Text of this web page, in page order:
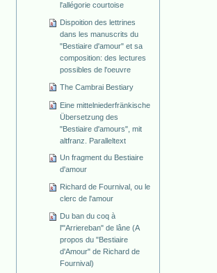
l'allégorie courtoise
Dispoition des lettrines
dans les manuscrits du
"Bestiaire d'amour" et sa
composition: des lectures
possibles de l'oeuvre
The Cambrai Bestiary
Eine mittelniederfränkische
Übersetzung des
"Bestiaire d'amours", mit
altfranz. Paralleltext
Un fragment du Bestiaire
d'amour
Richard de Fournival, ou le
clerc de l'amour
Du ban du coq à
l'"Arriereban" de lâne (A
propos du "Bestiaire
d'Amour" de Richard de
Fournival)